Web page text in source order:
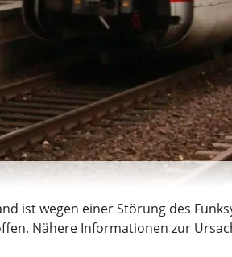
ist wegen einer Störung des
Nähere Informationen zur